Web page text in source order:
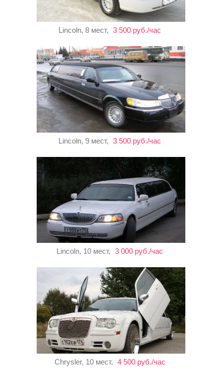
Lincoln, 8 мест, 3 500 руб./час
Lincoln, 9 мест, 3 500 руб./час
Lincoln, 10 мест, 3 000 руб./час
Chrysler, 10 мест, 4 500 руб./час